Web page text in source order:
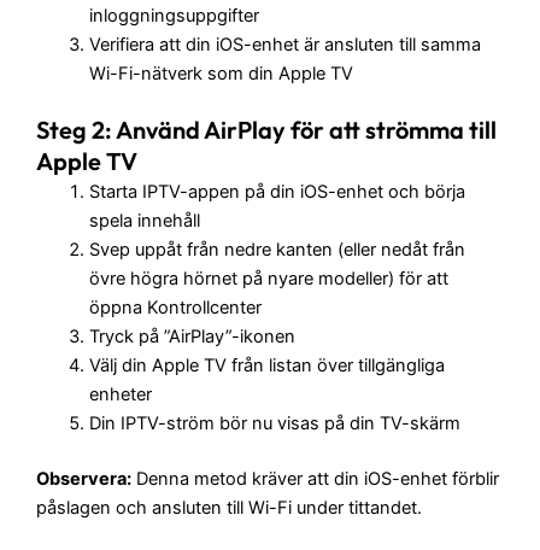
inloggningsuppgifter
Verifiera att din iOS-enhet är ansluten till samma
Wi-Fi-nätverk som din Apple TV
Steg 2: Använd AirPlay för att strömma till
Apple TV
Starta IPTV-appen på din iOS-enhet och börja
spela innehåll
Svep uppåt från nedre kanten (eller nedåt från
övre högra hörnet på nyare modeller) för att
öppna Kontrollcenter
Tryck på ”AirPlay”-ikonen
Välj din Apple TV från listan över tillgängliga
enheter
Din IPTV-ström bör nu visas på din TV-skärm
Observera: Denna metod kräver att din iOS-enhet förblir
påslagen och ansluten till Wi-Fi under tittandet.